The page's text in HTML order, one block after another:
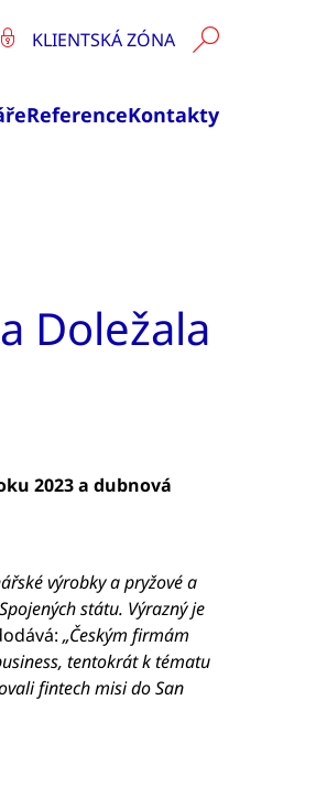
KLIENTSKÁ ZÓNA
ReferenceKontakty
Doležala
2023 a dubnová
výrobky a pryžové a
státu. Výrazný je
„Českým firmám
tentokrát k tématu
fintech misi do San